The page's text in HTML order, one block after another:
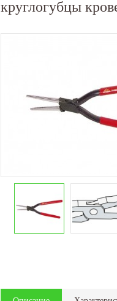
круглогубцы